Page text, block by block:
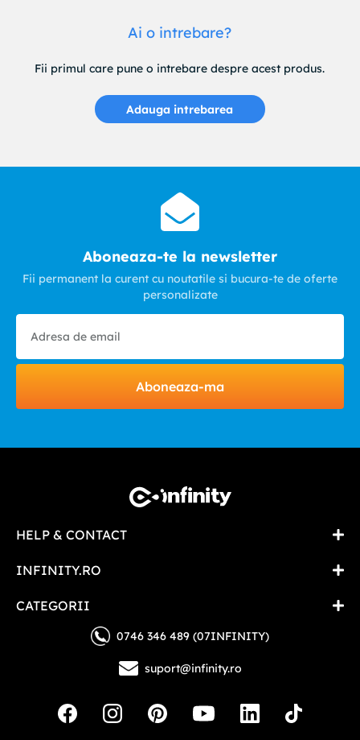
Ai o intrebare?
Fii primul care pune o intrebare despre acest produs.
Adauga intrebarea
Aboneaza-te la newsletter
Fii permanent la curent cu noutatile si bucura-te de oferte
personalizate
Aboneaza-ma
HELP & CONTACT
INFINITY.RO
CATEGORII
0746 346 489 (07INFINITY)
suport@infinity.ro